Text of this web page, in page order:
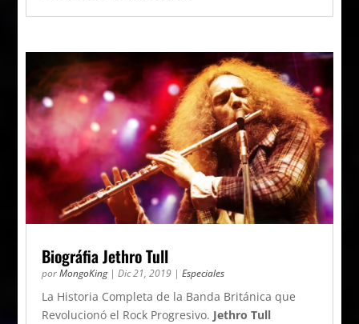
Biográfia Jethro Tull
porMongoKing|Dic 21, 2019 |Especiales
La Historia Completa de la Banda Británica que
Revolucionó el Rock Progresivo. Jethro Tull